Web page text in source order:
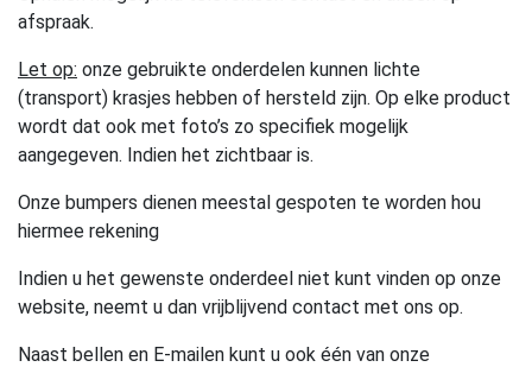
afspraak.
Let op: onze gebruikte onderdelen kunnen lichte
(transport) krasjes hebben of hersteld zijn. Op elke product
wordt dat ook met foto’s zo specifiek mogelijk
aangegeven. Indien het zichtbaar is.
Onze bumpers dienen meestal gespoten te worden hou
hiermee rekening
Indien u het gewenste onderdeel niet kunt vinden op onze
website, neemt u dan vrijblijvend contact met ons op.
Naast bellen en E-mailen kunt u ook één van onze